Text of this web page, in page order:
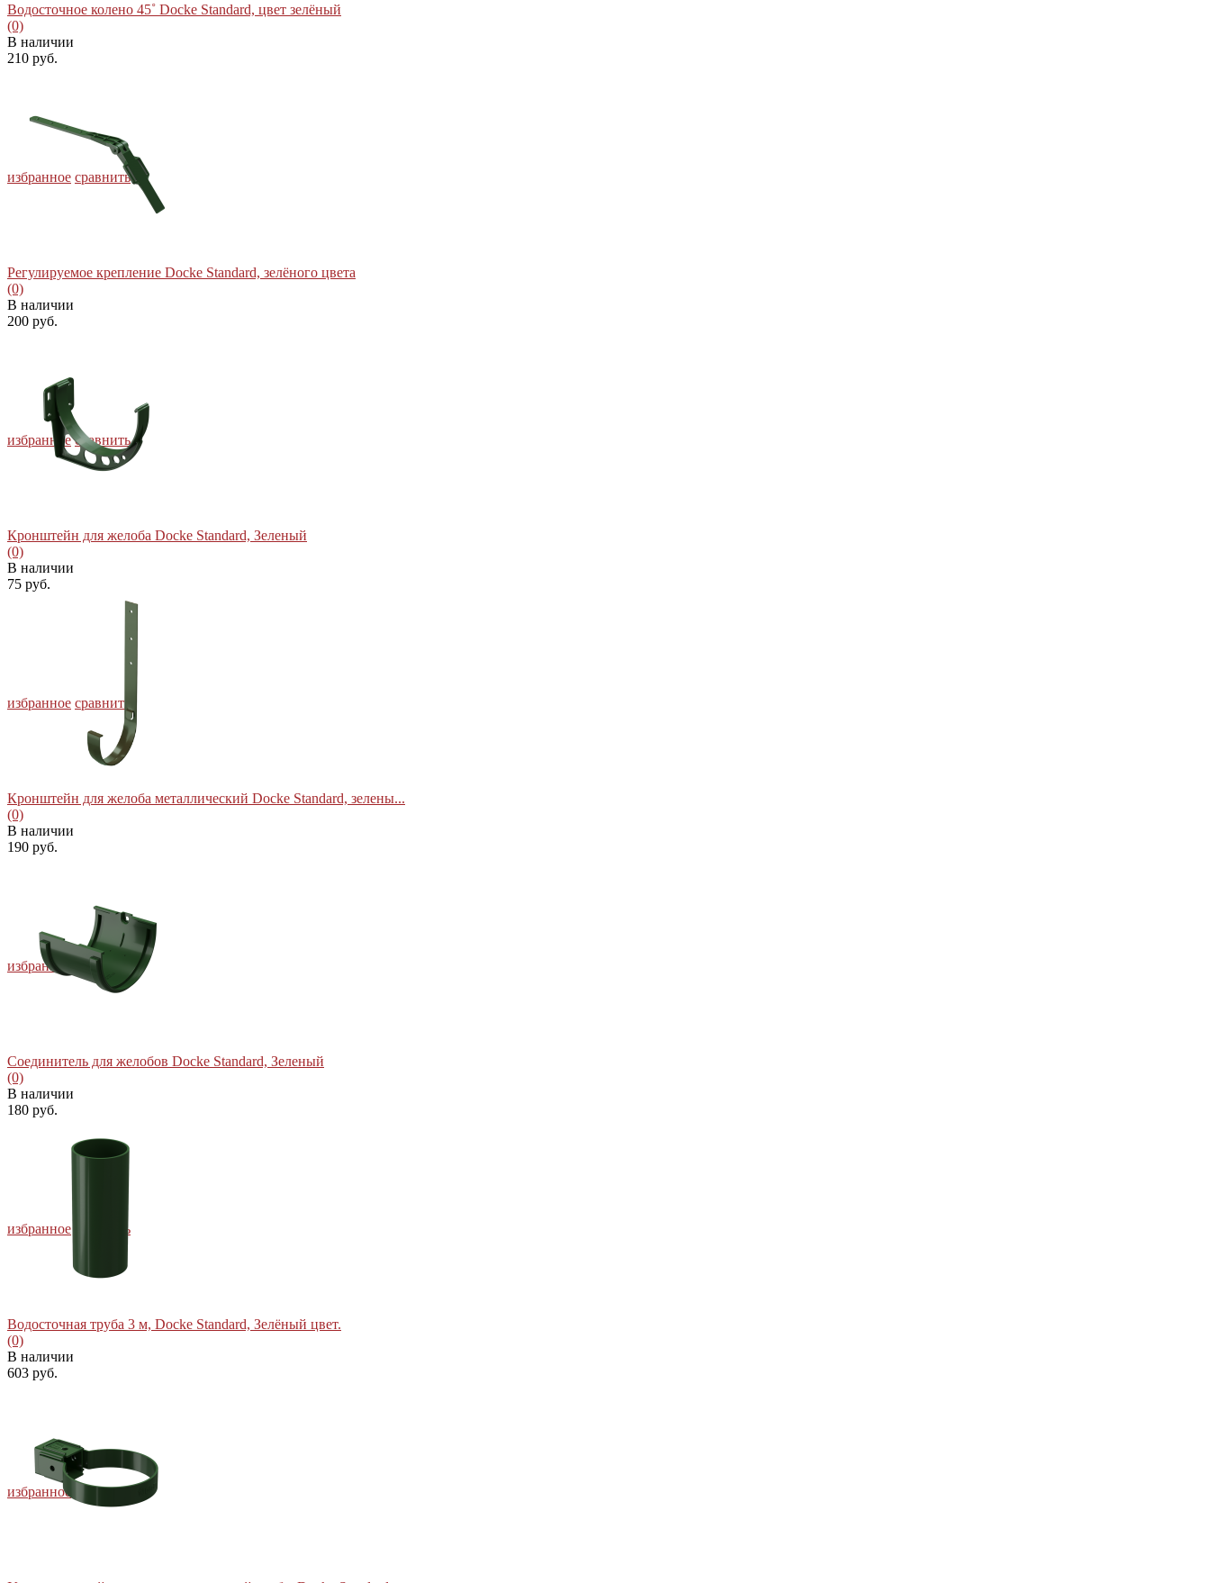
избранное сравнить
Водосточное колено 45˚ Docke Standard, цвет зелёный
(0)
В наличии
210 руб.
избранное сравнить
Регулируемое крепление Docke Standard, зелёного цвета
(0)
В наличии
200 руб.
избранное сравнить
Кронштейн для желоба Docke Standard, Зеленый
(0)
В наличии
75 руб.
избранное сравнить
Кронштейн для желоба металлический Docke Standard, зелены...
(0)
В наличии
190 руб.
избранное сравнить
Соединитель для желобов Docke Standard, Зеленый
(0)
В наличии
180 руб.
избранное сравнить
Водосточная труба 3 м, Docke Standard, Зелёный цвет.
(0)
В наличии
603 руб.